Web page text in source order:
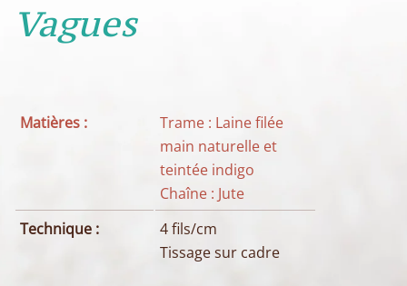
Vagues
Matières :
Trame : Laine filée
main naturelle et
teintée indigo
Chaîne : Jute
Technique :
4 fils/cm
Tissage sur cadre